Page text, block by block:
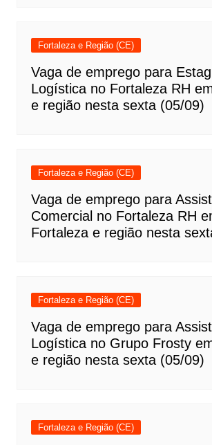
Fortaleza e Região (CE)
Vaga de emprego para
Logística no Fortaleza RH
e região nesta sexta (05/09)
Fortaleza e Região (CE)
Vaga de emprego para
Comercial no Fortaleza RH
Fortaleza e região nesta
Fortaleza e Região (CE)
Vaga de emprego para
Logística no Grupo Frosty
e região nesta sexta (05/09)
Fortaleza e Região (CE)